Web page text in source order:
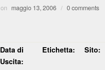
on maggio 13, 2006 / 0 comments
Data di
Uscita:
Etichetta: Sito: